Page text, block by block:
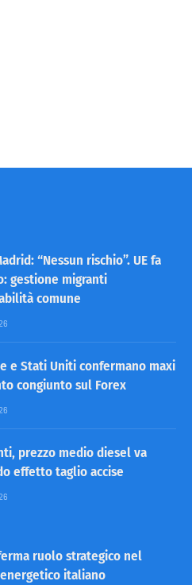
“Nessun rischio”. UE fa
gestione migranti
comune
e Stati Uniti confermano maxi
congiunto sul Forex
prezzo medio diesel va
effetto taglio accise
ruolo strategico nel
italiano